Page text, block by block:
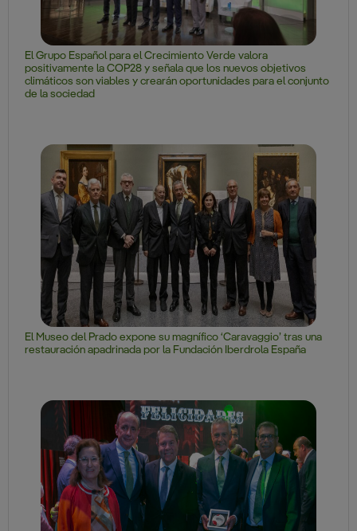
El Grupo Español para el Crecimiento Verde valora
positivamente la COP28 y señala que los nuevos objetivos
climáticos son viables y crearán oportunidades para el conjunto
de la sociedad
El Museo del Prado expone su magnífico ‘Caravaggio’ tras una
restauración apadrinada por la Fundación Iberdrola España